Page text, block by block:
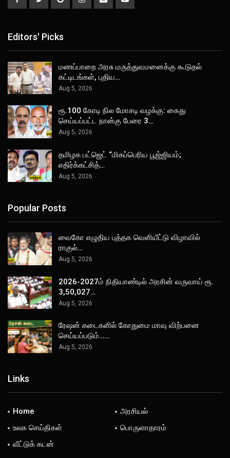
Editors' Picks
மணப்பாறை அரசு மருத்துவமனைக்கு கூடுதல்
கட்டிடங்கள், புதிய…
Aug 5, 2026
ரூ.100 கோடி நில மோசடி வழக்கு: கைது
செய்யப்பட்ட நான்கு பேரை 3…
Aug 5, 2026
தமிழக பட்ஜெட் “மிகப்பெரிய பூஜ்ஜியம்;
எதிர்க்கட்சித்…
Aug 5, 2026
Popular Posts
வைகோ எழுதிய புத்தக வெளியீட்டு விழாவில்
ராகுல்…
Aug 5, 2026
2026-2027ம் நிதியாண்டில் அரசின் வருவாய் ரூ.
3,50,027…
Aug 5, 2026
ரேஷன் கடைகளில் கோதுமை மாவு விற்பனை
செய்யப்படும்……
Aug 5, 2026
Links
Home
அரசியல்
உலக செய்திகள்
பொருளாதாரம்
வீட்டுக் கடன்